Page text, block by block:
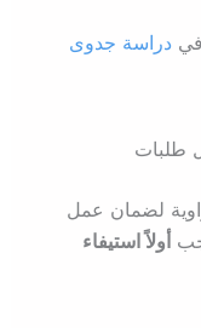
دراسة جدوى
طلبات
لضمان عمل
أولاً استيفاء